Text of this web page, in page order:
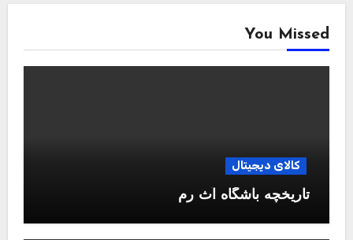
You Missed
کالای دیجیتال
تاریخچه باشگاه آث رم